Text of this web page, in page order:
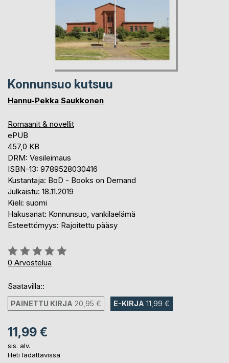
Konnunsuo kutsuu
Hannu-Pekka Saukkonen
Romaanit & novellit
ePUB
457,0 KB
DRM: Vesileimaus
ISBN-13: 9789528030416
Kustantaja: BoD - Books on Demand
Julkaistu: 18.11.2019
Kieli: suomi
Hakusanat: Konnunsuo, vankilaelämä
Esteettömyys: Rajoitettu pääsy
Arvostelu::
0%
0 Arvostelua
Saatavilla::
PAINETTU KIRJA 20,95 € E-KIRJA 11,99 €
11,99 €
sis. alv.
Heti ladattavissa